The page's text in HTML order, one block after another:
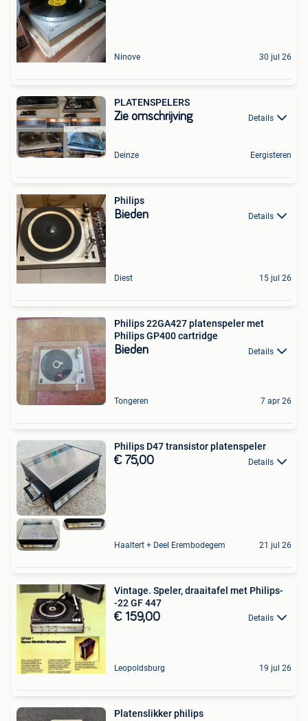
Ninove 30 jul 26
PLATENSPELERS
Zie omschrijving Details
Deinze Eergisteren
Philips
Bieden Details
Diest 15 jul 26
Philips 22GA427 platenspeler met
Philips GP400 cartridge
Bieden Details
Tongeren 7 apr 26
Philips D47 transistor platenspeler
€ 75,00 Details
Haaltert + Deel Erembodegem 21 jul 26
Vintage. Speler, draaitafel met Philips-
-22 GF 447
€ 159,00 Details
Leopoldsburg 19 jul 26
Platenslikker philips